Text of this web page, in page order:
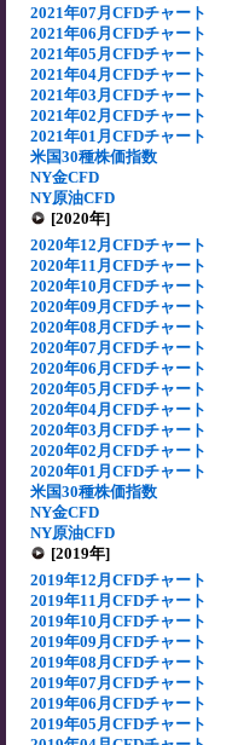
2021年07月CFDチャート
2021年06月CFDチャート
2021年05月CFDチャート
2021年04月CFDチャート
2021年03月CFDチャート
2021年02月CFDチャート
2021年01月CFDチャート
米国30種株価指数
NY金CFD
NY原油CFD
[2020年]
2020年12月CFDチャート
2020年11月CFDチャート
2020年10月CFDチャート
2020年09月CFDチャート
2020年08月CFDチャート
2020年07月CFDチャート
2020年06月CFDチャート
2020年05月CFDチャート
2020年04月CFDチャート
2020年03月CFDチャート
2020年02月CFDチャート
2020年01月CFDチャート
米国30種株価指数
NY金CFD
NY原油CFD
[2019年]
2019年12月CFDチャート
2019年11月CFDチャート
2019年10月CFDチャート
2019年09月CFDチャート
2019年08月CFDチャート
2019年07月CFDチャート
2019年06月CFDチャート
2019年05月CFDチャート